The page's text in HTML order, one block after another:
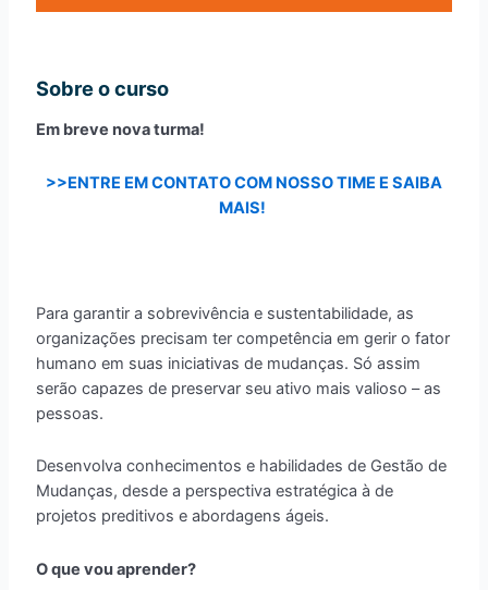
Sobre o curso
Em breve nova turma!
>>ENTRE EM CONTATO COM NOSSO TIME E SAIBA
MAIS!
Para garantir a sobrevivência e sustentabilidade, as
organizações precisam ter competência em gerir o fator
humano em suas iniciativas de mudanças. Só assim
serão capazes de preservar seu ativo mais valioso – as
pessoas.
Desenvolva conhecimentos e habilidades de Gestão de
Mudanças, desde a perspectiva estratégica à de
projetos preditivos e abordagens ágeis.
O que vou aprender?